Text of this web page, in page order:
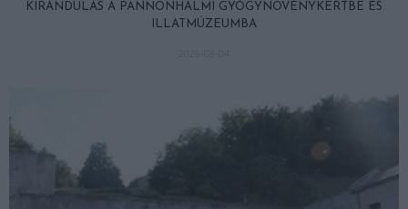
KIRÁNDULÁS A PANNONHALMI GYÓGYNÖVÉNYKERTBE ÉS
ILLATMÚZEUMBA